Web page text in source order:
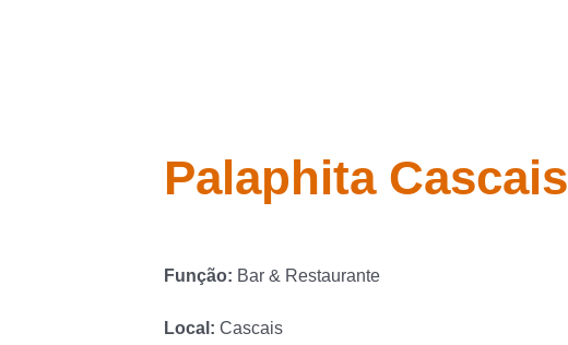
Palaphita Cascais
Função: Bar & Restaurante
Local: Cascais